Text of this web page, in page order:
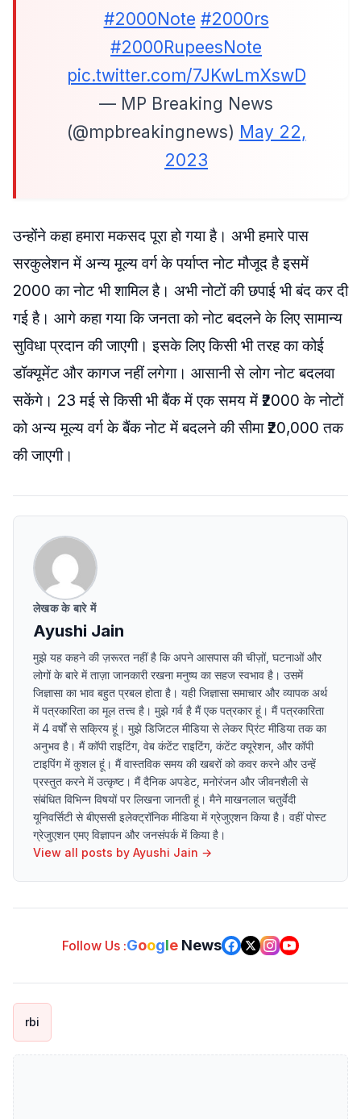
#2000Note #2000rs
#2000RupeesNote
pic.twitter.com/7JKwLmXswD
— MP Breaking News
(@mpbreakingnews) May 22,
2023
उन्होंने कहा हमारा मकसद पूरा हो गया है। अभी हमारे पास
सरकुलेशन में अन्य मूल्य वर्ग के पर्याप्त नोट मौजूद है इसमें
2000 का नोट भी शामिल है। अभी नोटों की छपाई भी बंद कर दी
गई है। आगे कहा गया कि जनता को नोट बदलने के लिए सामान्य
सुविधा प्रदान की जाएगी। इसके लिए किसी भी तरह का कोई
डॉक्यूमेंट और कागज नहीं लगेगा। आसानी से लोग नोट बदलवा
सकेंगे। 23 मई से किसी भी बैंक में एक समय में ₹2000 के नोटों
को अन्य मूल्य वर्ग के बैंक नोट में बदलने की सीमा ₹20,000 तक
की जाएगी।
लेखक के बारे में
Ayushi Jain
मुझे यह कहने की ज़रूरत नहीं है कि अपने आसपास की चीज़ों, घटनाओं और
लोगों के बारे में ताज़ा जानकारी रखना मनुष्य का सहज स्वभाव है। उसमें
जिज्ञासा का भाव बहुत प्रबल होता है। यही जिज्ञासा समाचार और व्यापक अर्थ
में पत्रकारिता का मूल तत्त्व है। मुझे गर्व है मैं एक पत्रकार हूं। मैं पत्रकारिता
में 4 वर्षों से सक्रिय हूं। मुझे डिजिटल मीडिया से लेकर प्रिंट मीडिया तक का
अनुभव है। मैं कॉपी राइटिंग, वेब कंटेंट राइटिंग, कंटेंट क्यूरेशन, और कॉपी
टाइपिंग में कुशल हूं। मैं वास्तविक समय की खबरों को कवर करने और उन्हें
प्रस्तुत करने में उत्कृष्ट। मैं दैनिक अपडेट, मनोरंजन और जीवनशैली से
संबंधित विभिन्न विषयों पर लिखना जानती हूं। मैने माखनलाल चतुर्वेदी
यूनिवर्सिटी से बीएससी इलेक्ट्रॉनिक मीडिया में ग्रेजुएशन किया है। वहीं पोस्ट
ग्रेजुएशन एमए विज्ञापन और जनसंपर्क में किया है।
View all posts by Ayushi Jain →
Follow Us :Google News
rbi